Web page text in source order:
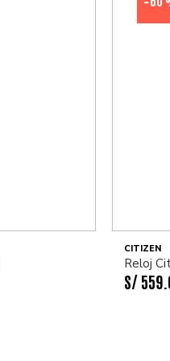
CITIZEN
Reloj
S/559